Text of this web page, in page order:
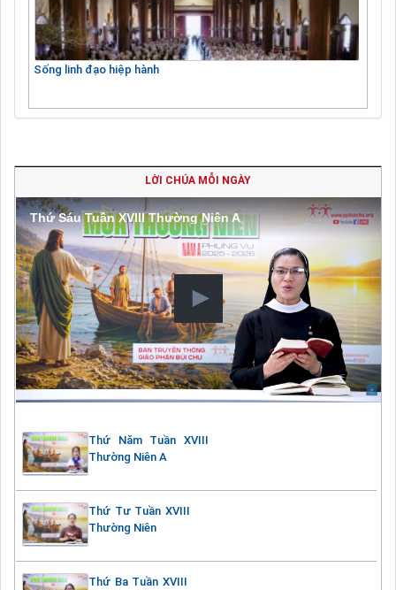
Sống linh đạo hiệp hành
LỜI CHÚA MỖI NGÀY
Thứ Sáu Tuần XVIII Thường Niên A
Thứ Năm Tuần XVIII
Thường Niên A
Thứ Tư Tuần XVIII
Thường Niên
Thứ Ba Tuần XVIII